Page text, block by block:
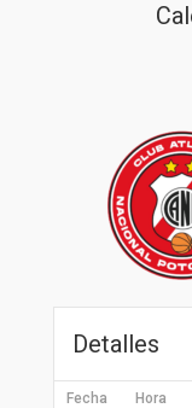
Detalles
Fecha Hora